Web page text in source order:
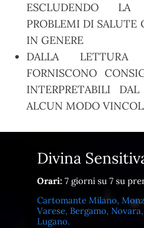
ESCLUDENDO
PROBLEMI DI SALUTE
IN GENERE
DALLA LETTURA
FORNISCONO
INTERPRETABILI
ALCUN MODO
Divina
Orari: 7 giorni su 7 su
Cartomante Milano,
Varese, Bergamo,
Lugano.